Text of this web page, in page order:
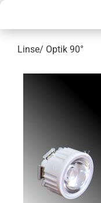
Linse/ Optik 90°